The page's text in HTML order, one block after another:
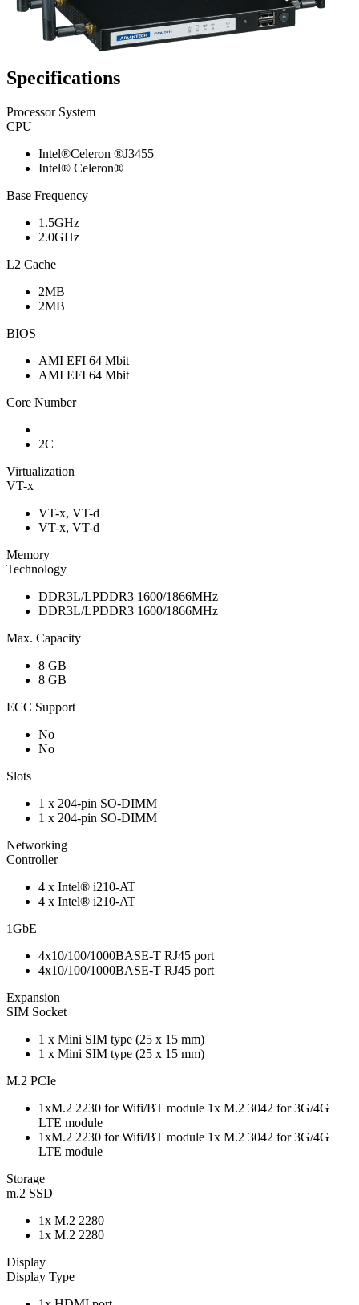
Specifications
Processor System
CPU
Intel®Celeron ®J3455
Intel® Celeron®
Base Frequency
1.5GHz
2.0GHz
L2 Cache
2MB
2MB
BIOS
AMI EFI 64 Mbit
AMI EFI 64 Mbit
Core Number
2C
Virtualization
VT-x
VT-x, VT-d
VT-x, VT-d
Memory
Technology
DDR3L/LPDDR3 1600/1866MHz
DDR3L/LPDDR3 1600/1866MHz
Max. Capacity
8 GB
8 GB
ECC Support
No
No
Slots
1 x 204-pin SO-DIMM
1 x 204-pin SO-DIMM
Networking
Controller
4 x Intel® i210-AT
4 x Intel® i210-AT
1GbE
4x10/100/1000BASE-T RJ45 port
4x10/100/1000BASE-T RJ45 port
Expansion
SIM Socket
1 x Mini SIM type (25 x 15 mm)
1 x Mini SIM type (25 x 15 mm)
M.2 PCIe
1xM.2 2230 for Wifi/BT module 1x M.2 3042 for 3G/4G
LTE module
1xM.2 2230 for Wifi/BT module 1x M.2 3042 for 3G/4G
LTE module
Storage
m.2 SSD
1x M.2 2280
1x M.2 2280
Display
Display Type